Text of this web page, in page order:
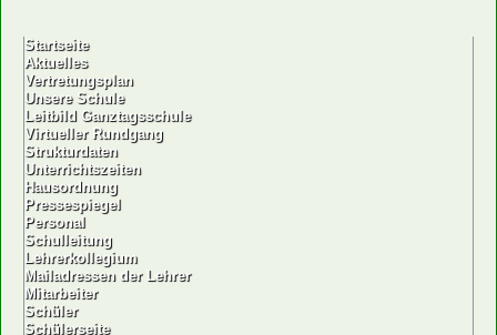
Startseite
Aktuelles
Vertretungsplan
Unsere Schule
Leitbild Ganztagsschule
Virtueller Rundgang
Strukturdaten
Unterrichtszeiten
Hausordnung
Pressespiegel
Personal
Schulleitung
Lehrerkollegium
Mailadressen der Lehrer
Mitarbeiter
Schüler
Schülerseite